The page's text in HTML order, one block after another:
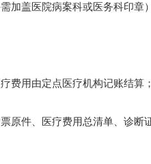
盖医院病案科或医务科印章
用由定点医疗机构记账结算
件、医疗费用总清单、诊断